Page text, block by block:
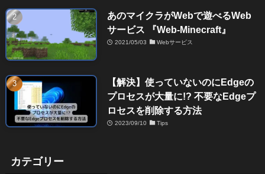
あのマイクラがWebで遊べるWeb
サービス 『Web-Minecraft』
2021/05/03 Webサービス
【解決】使っていないのにEdgeの
プロセスが大量に!? 不要なEdgeプ
ロセスを削除する方法
2023/09/10 Tips
カテゴリー